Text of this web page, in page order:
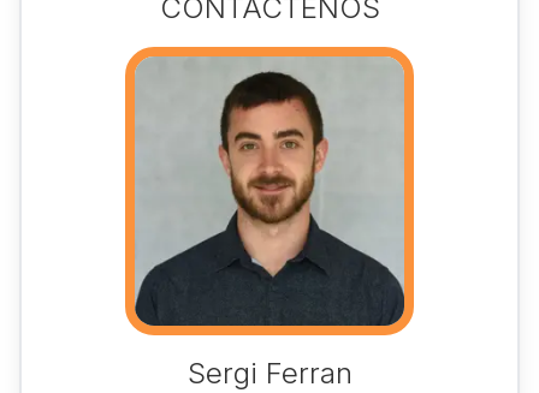
CONTÁCTENOS
Sergi Ferran